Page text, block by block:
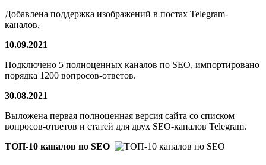
Добавлена поддержка изображений в постах Telegram-
каналов.
10.09.2021
Подключено 5 полноценных каналов по SEO, импортировано
порядка 1200 вопросов-ответов.
30.08.2021
Выложена первая полноценная версия сайта со списком
вопросов-ответов и статей для двух SEO-каналов Telegram.
ТОП-10 каналов по SEO